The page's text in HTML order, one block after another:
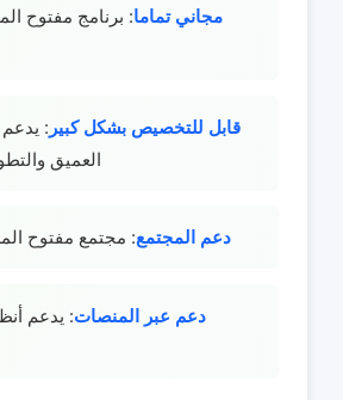
مجاني تماما: برنامج مفتوح
قابل للتخصيص بشكل كبير :
العميق
دعم المجتمع: مجتمع مفتوح
دعم عبر المنصات: يدعم